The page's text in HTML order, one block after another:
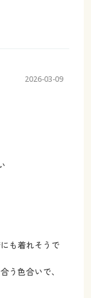
2026-03-09
も着れそうで
う色合いで、